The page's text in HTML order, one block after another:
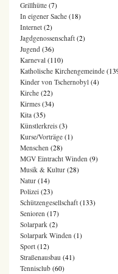
Grillhütte (7)
In eigener Sache (18)
Internet (2)
Jagdgenossenschaft (2)
Jugend (36)
Karneval (110)
Katholische Kirchengemeinde
Kinder von Tschernobyl (4)
Kirche (22)
Kirmes (34)
Kita (35)
Künstlerkreis (3)
Kurse/Vorträge (1)
Menschen (28)
MGV Eintracht Winden (9)
Musik & Kultur (28)
Natur (14)
Polizei (23)
Schützengesellschaft (133)
Senioren (17)
Solarpark (2)
Solarpark Winden (1)
Sport (12)
Straßenausbau (41)
Tennisclub (60)